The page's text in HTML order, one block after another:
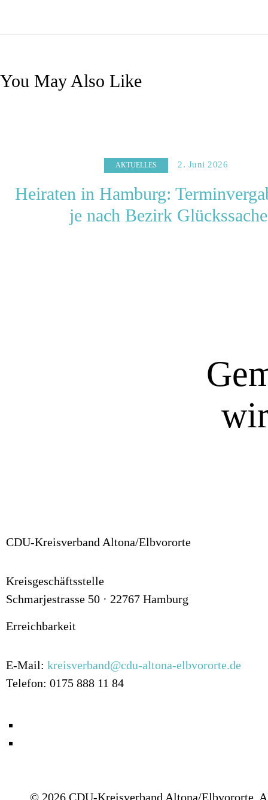
You May Also Like
AKTUELLES 2. Juni 2026
Heiraten in Hamburg:
je nach Bezirk
CDU-Kreisverband Altona/Elbvororte
Kreisgeschäftsstelle
Schmarjestrasse 50 · 22767 Hamburg
Erreichbarkeit
E-Mail: kreisverband@cdu-altona-elbvororte.de
Telefon: 0175 888 11 84
© 2026 CDU-Kreisverband Altona/Elbvororte.